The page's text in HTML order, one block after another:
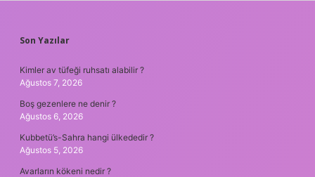
SIDEBAR
Son Yazılar
Kimler av tüfeği ruhsatı alabilir ?
Ağustos 7, 2026
Boş gezenlere ne denir ?
Ağustos 6, 2026
Kubbetü’s-Sahra hangi ülkededir ?
Ağustos 5, 2026
Avarların kökeni nedir ?